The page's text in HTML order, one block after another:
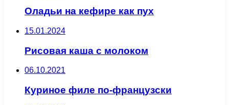
Оладьи на кефире как пух
15.01.2024
Рисовая каша с молоком
06.10.2021
Куриное филе по-французски